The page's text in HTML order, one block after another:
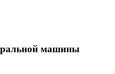
машины